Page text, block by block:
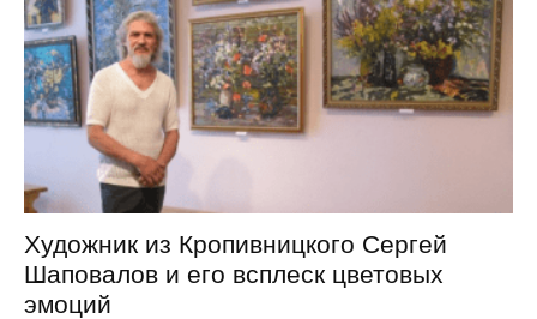
Художник из Кропивницкого Сергей
Шаповалов и его всплеск цветовых
эмоций